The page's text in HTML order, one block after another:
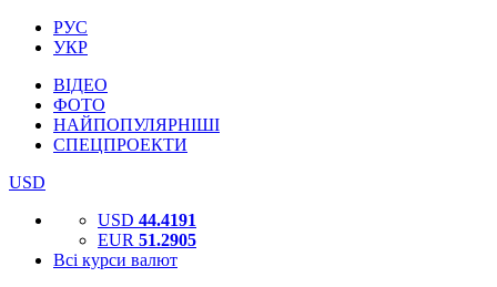
РУС
УКР
ВІДЕО
ФОТО
НАЙПОПУЛЯРНІШІ
СПЕЦПРОЕКТИ
USD
USD 44.4191
EUR 51.2905
Всі курси валют